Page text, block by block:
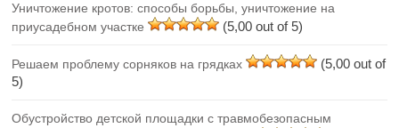
Уничтожение кротов: способы борьбы, уничтожение на
приусадебном участке
(5,00 out of 5)
Решаем проблему сорняков на грядках
(5,00 out of
5)
Обустройство детской площадки с травмобезопасным